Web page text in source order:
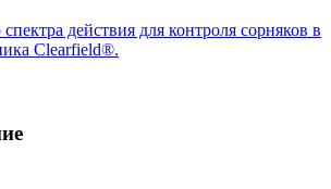
действия для контроля сорняков в
Clearfield®.